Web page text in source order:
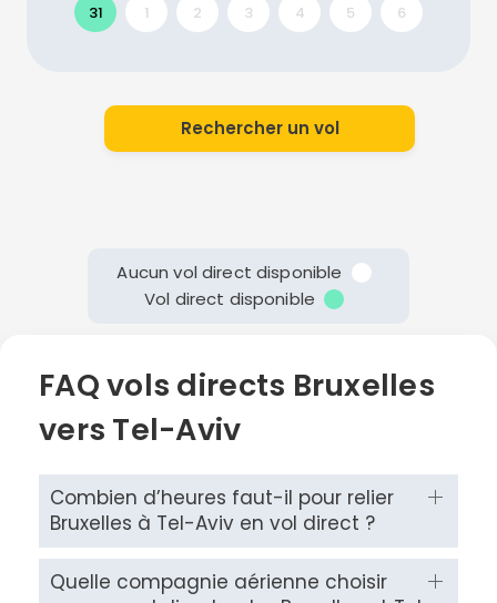
31 1 2 3 4 5 6
Rechercher un vol
Aucun vol direct disponible
Vol direct disponible
FAQ vols directs Bruxelles
vers Tel-Aviv
Combien d’heures faut-il pour relier
Bruxelles à Tel-Aviv en vol direct ?
Quelle compagnie aérienne choisir